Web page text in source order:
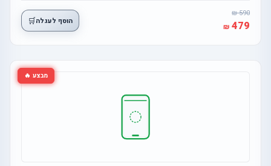
590
479 הוסף לעגלה🛒
מבצע 🔥